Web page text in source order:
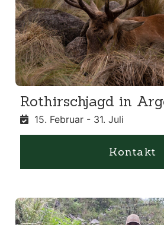
Rothirschjagd in
15. Februar - 31. Juli
Kontakt